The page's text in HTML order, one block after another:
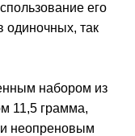
его
одиночных, так
набором из
11,5 грамма,
неопреновым